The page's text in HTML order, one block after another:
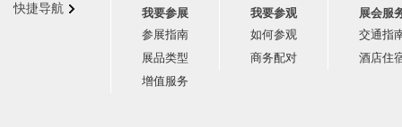
快捷导航
我要参展
参展指南
展品类型
增值服务
我要参观
如何参观
商务配对
展会服
交通指
酒店住